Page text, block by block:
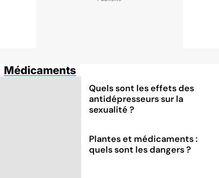
Médicaments
Quels sont les effets des
antidépresseurs sur la
sexualité ?
Plantes et médicaments :
quels sont les dangers ?